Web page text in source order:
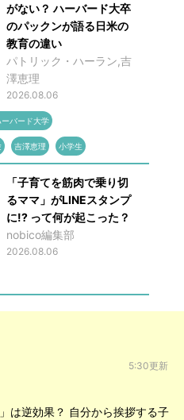
がない？ ハーバード大卒
のパックンが語る日米の
教育の違い
パトリック・ハーラン,吉
澤恵理
2026.08.06
ーバード大学
吉澤恵理 小学生
「子育てを筋肉で乗り切
るママ」がLINEスタンプ
に!? って何が起こった？
nobico編集部
2026.08.06
5:30更新
は逆効果？ 自分から挨拶する子